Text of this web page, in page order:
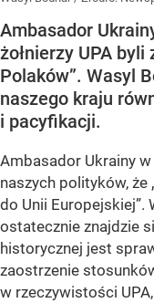
Ambasador
żołnierzy UPA
Polaków”. Wasyl
naszego kraju
i pacyfikacji.
Ambasador Ukrainy
naszych polityków, że
do Unii Europejskiej”.
ostatecznie znajdzie
historycznej jest
zaostrzenie
w rzeczywistości